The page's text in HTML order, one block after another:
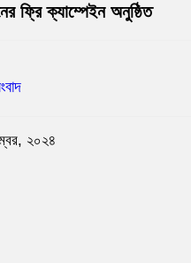
ফ্রি ক্যাম্পেইন অনুষ্ঠিত
২০২৪